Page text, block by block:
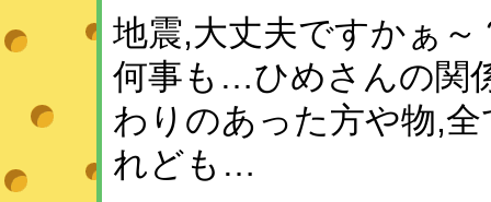
地震,大丈夫ですかぁ～
何事も…ひめさんの関
わりのあった方や物,
れども…